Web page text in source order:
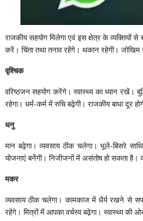
राजकीय सहयोग मिलेगा एवं इस क्षेत्र के व्यक्तियों से
करें। चिंता तथा तनाव रहेंगे। थकान रहेगी।
वृश्चिक
वरिष्ठजन सहयोग करेंगे। स्वास्थ्य का ध्यान रखें।
रहेगा। धर्म-कर्म में रुचि बढ़ेगी। राजकीय बाधा दूर
धनु
मान बढ़ेगा। व्यवसाय ठीक चलेगा। भूले-बिसरे
योजनाएं बनेंगी। निजीजनों में असंतोष हो सकता है।
मकर
व्यवसाय ठीक चलेगा। कामकाज में धैर्य रखने से
रहेंगे। मित्रों में आपका वर्चस्व बढ़ेगा। स्वास्थ्य की